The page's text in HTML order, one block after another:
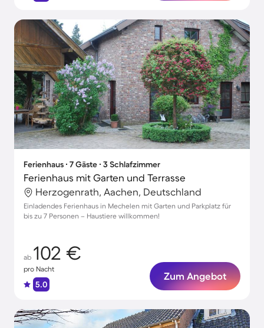
Ferienhaus ∙ 7 Gäste ∙ 3 Schlafzimmer
Ferienhaus mit Garten und Terrasse
Herzogenrath, Aachen, Deutschland
Einladendes Ferienhaus in Mechelen mit Garten und Parkplatz für
bis zu 7 Personen – Haustiere willkommen!
ab 102 €
pro Nacht
5.0
Zum Angebot